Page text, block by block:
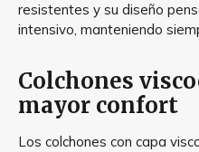
resistentes y su diseño
intensivo, manteniendo
Colchones
mayor confort
Los colchones con capa